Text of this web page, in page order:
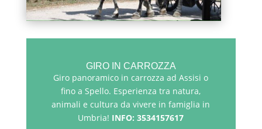
GIRO IN CARROZZA
Giro panoramico in carrozza ad Assisi o
fino a Spello. Esperienza tra natura,
animali e cultura da vivere in famiglia in
Umbria! INFO: 3534157617